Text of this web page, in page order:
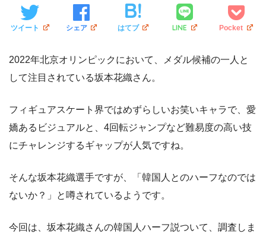
ツイート シェア はてブ LINE Pocket
2022年北京オリンピックにおいて、メダル候補の一人と
して注目されている坂本花織さん。
フィギュアスケート界ではめずらしいお笑いキャラで、愛
嬌あるビジュアルと、4回転ジャンプなど難易度の高い技
にチャレンジするギャップが人気ですね。
そんな坂本花織選手ですが、「韓国人とのハーフなのでは
ないか？」と噂されているようです。
今回は、坂本花織さんの韓国人ハーフ説ついて、調査しま